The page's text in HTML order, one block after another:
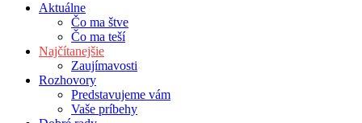
Aktuálne
Čo ma štve
Čo ma teší
Najčítanejšie
Zaujímavosti
Rozhovory
Predstavujeme vám
Vaše príbehy